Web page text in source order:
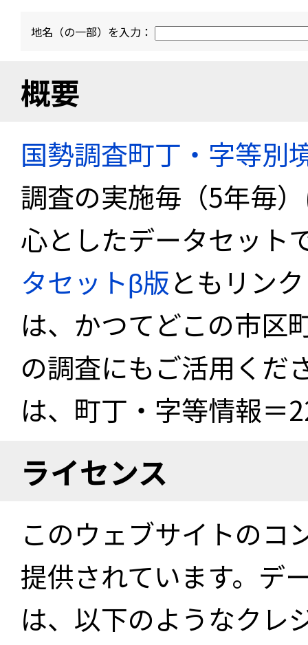
地名（の一部）を入力：
概要
国勢調査町丁・字等別
調査の実施毎（5年毎
心としたデータセット
タセットβ版ともリン
は、かつてどこの市区
の調査にもご活用くだ
は、町丁・字等情報＝
ライセンス
このウェブサイトのコ
提供されています。デ
は、以下のようなクレ